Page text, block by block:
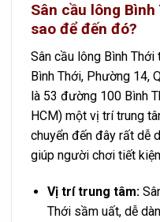
Sân cầu lông
sao để đến đó?
Sân cầu lông Bình
Bình Thới, Phường 14,
là 53 đường 100 Bình
HCM) một vị trí trung
chuyển đến đây rất dễ
giúp người chơi tiết
Vị trí trung tâm:
Thới sầm uất, dễ